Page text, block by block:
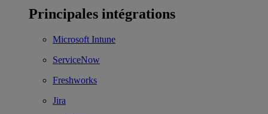
Principales intégrations
Microsoft Intune
ServiceNow
Freshworks
Jira